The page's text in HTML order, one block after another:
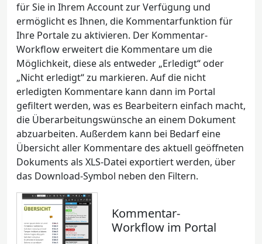
für Sie in Ihrem Account zur Verfügung und
ermöglicht es Ihnen, die Kommentarfunktion für
Ihre Portale zu aktivieren. Der Kommentar-
Workflow erweitert die Kommentare um die
Möglichkeit, diese als entweder „Erledigt“ oder
„Nicht erledigt“ zu markieren. Auf die nicht
erledigten Kommentare kann dann im Portal
gefiltert werden, was es Bearbeitern einfach macht,
die Überarbeitungswünsche an einem Dokument
abzuarbeiten. Außerdem kann bei Bedarf eine
Übersicht aller Kommentare des aktuell geöffneten
Dokuments als XLS-Datei exportiert werden, über
das Download-Symbol neben den Filtern.
Kommentar-
Workflow im Portal